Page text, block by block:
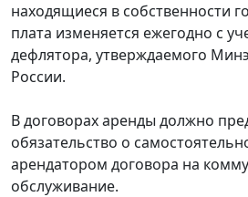
находящиеся в собственности
плата изменяется ежегодно с
дефлятора, утверждаемого
России.
В договорах аренды должно
обязательство о
арендатором договора на
обслуживание.